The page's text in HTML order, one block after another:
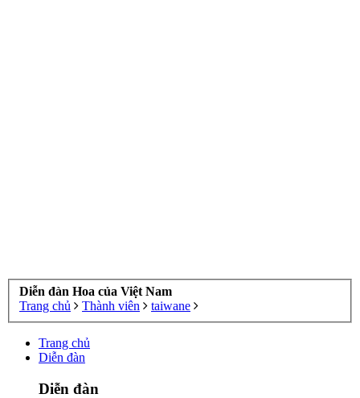
Diễn đàn Hoa của Việt Nam
Trang chủ
Thành viên taiwane
Trang chủ
Diễn đàn
Diễn đàn